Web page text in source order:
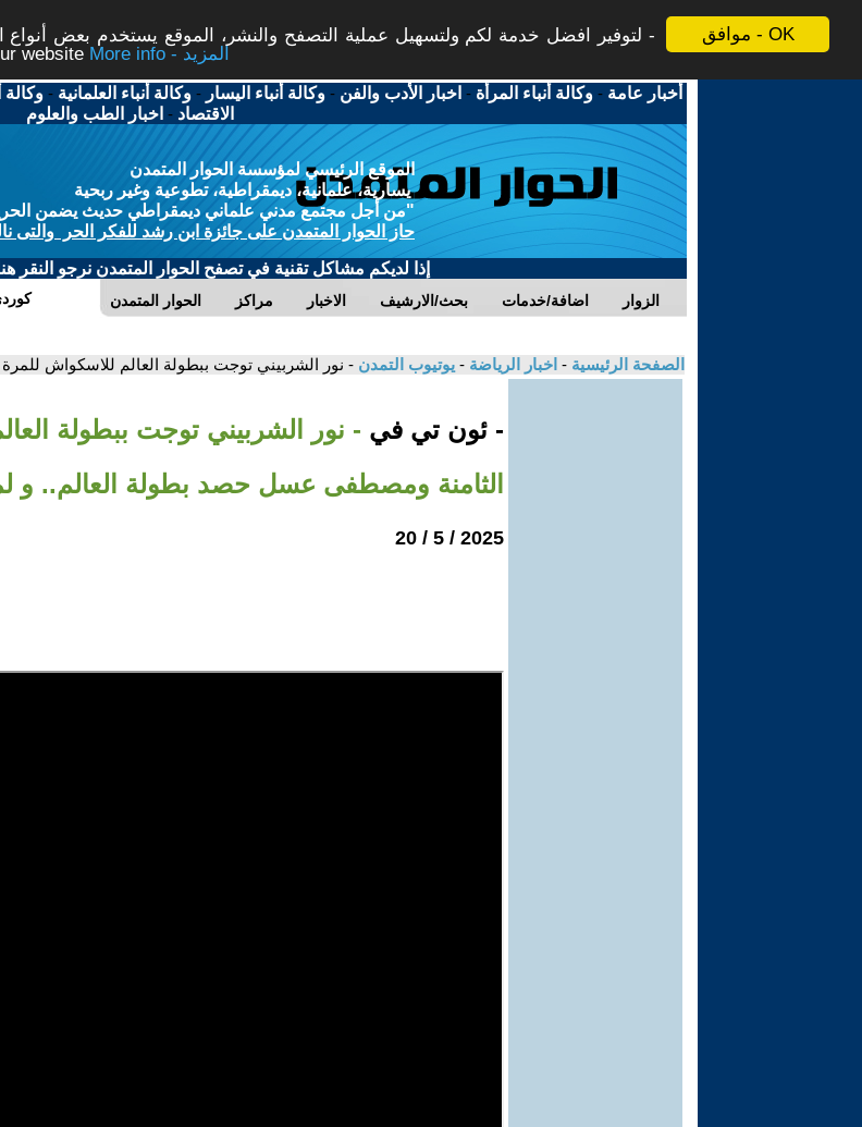
موافق - OK
لتوفير افضل خدمة لكم ولتسهيل عملية التصفح والنشر، الموقع يستخدم بعض
website
More info - المزيد
أخبار عامة -وكالة أنباء المرأة - اخبار الأدب والفن -وكالة أنباء اليسار -وكالة أنباء العلمانية -وكالة
الاقتصاد - اخبار الطب والعلوم
الموقع الرئيسي لمؤسسة الحوار المتمدن
يسارية، علمانية، ديمقراطية، تطوعية وغير ربحية
"من أجل مجتمع مدني علماني ديمقراطي حديث يضمن الحرية
حاز الحوار المتمدن على جائزة ابن رشد للفكر الحر والتى
إذا لديكم مشاكل تقنية في تصفح الحوار المتمدن نرجو النقر
الحوار المتمدن مراكز الاخبار بحث/الارشيف اضافة/خدمات الزوار
الصفحة الرئيسية - اخبار الرياضة - يوتيوب التمدن - نور الشربيني توجت ببطولة العالم للاسكواش
- ئون تي في - نور الشربيني توجت ببطولة
الثامنة ومصطفى عسل حصد بطولة العالم..
2025 / 5 / 20